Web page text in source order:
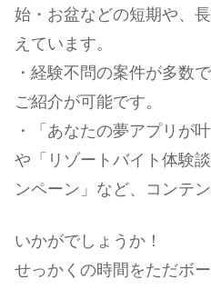
始・お盆などの短期や、
えています。
・経験不問の案件が多数
ご紹介が可能です。
・「あなたの夢アプリが
や「リゾートバイト体験
ンペーン」など、コンテ
いかがでしょうか！
せっかくの時間をただボ